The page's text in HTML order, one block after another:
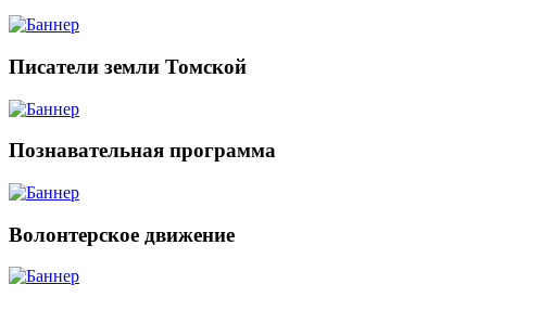
Писатели земли Томской
Познавательная программа
Волонтерское движение